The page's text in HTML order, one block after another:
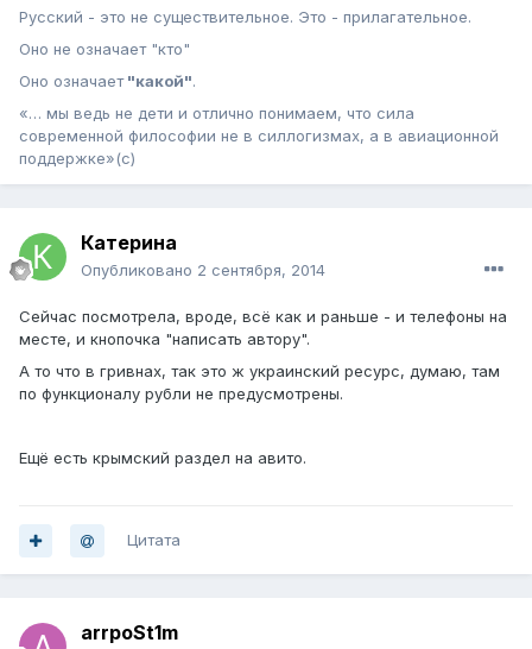
Русский - это не существительное. Это - прилагательное.
Оно не означает "кто"
Оно означает"какой".
«… мы ведь не дети и отлично понимаем, что сила
современной философии не в силлогизмах, а в авиационной
поддержке»(с)
Катерина
Опубликовано 2 сентября, 2014
Сейчас посмотрела, вроде, всё как и раньше - и телефоны на
месте, и кнопочка "написать автору".
А то что в гривнах, так это ж украинский ресурс, думаю, там
по функционалу рубли не предусмотрены.
Ещё есть крымский раздел на авито.
Цитата
arrpoSt1m